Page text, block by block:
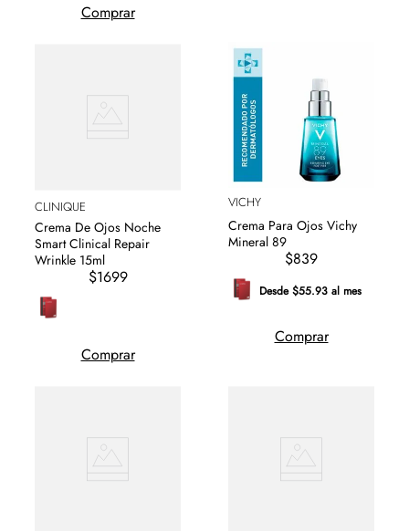
Comprar
CLINIQUE
Crema De Ojos Noche
Smart Clinical Repair
Wrinkle 15ml
$1699
Comprar
VICHY
Crema Para Ojos Vichy
Mineral 89
$839
Desde $55.93 al mes
Comprar